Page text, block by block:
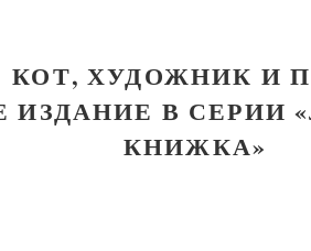
КОТ, ХУДОЖНИК И
В СЕРИИ
КНИЖКА»